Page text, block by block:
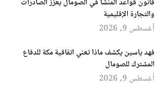
والتجارة الإقليمية
أغسطس 9, 2026
فهد ياسين يكشف ماذا تعني اتفاقية مكة للدفاع
المشترك للصومال
أغسطس 9, 2026